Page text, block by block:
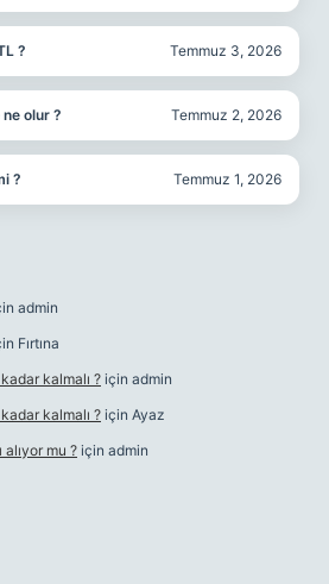
? Temmuz 3, 2026
olur ? Temmuz 2, 2026
? Temmuz 1, 2026
admin
Fırtına
kalmalı ? için admin
kalmalı ? için Ayaz
mu ? için admin